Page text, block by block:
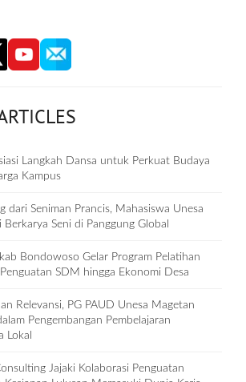
Langkah Dansa untuk Perkuat Budaya
Kampus
dari Seniman Prancis, Mahasiswa Unesa
Berkarya Seni di Panggung Global
Bondowoso Gelar Program Pelatihan
SDM hingga Ekonomi Desa
Relevansi, PG PAUD Unesa Magetan
Pengembangan Pembelajaran
Lokal
Jajaki Kolaborasi Penguatan